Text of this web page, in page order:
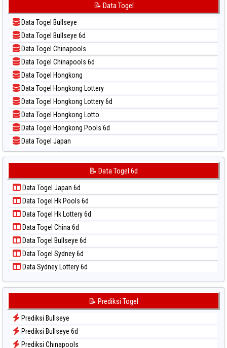
📊 Statistik Sydney Pools 6d
📊 Statistik Taipei
📊 Statistik Taiwan
📝 Pola Dasar Kuda Lari
📝 Pola Dasar Magnum Cambodia
📝 Pola Dasar Nagoya
📝 Pola Dasar North Carolina Day
📝 Pola Dasar Pcso
📝 Pola Dasar Sao Paulo
📝 Pola Dasar Singapore
📝 Pola Dasar Sydney
📝 Pola Dasar Sydney Lottery
📝 Pola Dasar Sydney Lottery 6d
📝 Pola Dasar Sydney Lotto
📝 Pola Dasar Taiwan
📝 Data Togel
Data Togel Bullseye
Data Togel Bullseye 6d
Data Togel Chinapools
Data Togel Chinapools 6d
Data Togel Hongkong
Data Togel Hongkong Lottery
Data Togel Hongkong Lottery 6d
Data Togel Hongkong Lotto
Data Togel Hongkong Pools 6d
Data Togel Japan
Data Togel Japan 6d
Data Togel Kuda Lari
Data Togel Magnum Cambodia
Data Togel Nagoya
Data Togel North Carolina Day
Data Togel Pcso
Data Togel Sao Paulo
Data Togel Singapore
Data Togel Sydney
Data Togel Sydney Lottery
Data Togel Sydney Lottery 6d
Data Togel Sydney Lotto
Data Togel Sydney Pools 6d
Data Togel Taipei
📝 Data Togel 6d
Data Togel Japan 6d
Data Togel Hk Pools 6d
Data Togel Hk Lottery 6d
Data Togel China 6d
Data Togel Bullseye 6d
Data Togel Sydney 6d
Data Sydney Lottery 6d
📝 Prediksi Togel
Prediksi Bullseye
Prediksi Bullseye 6d
Prediksi Chinapools